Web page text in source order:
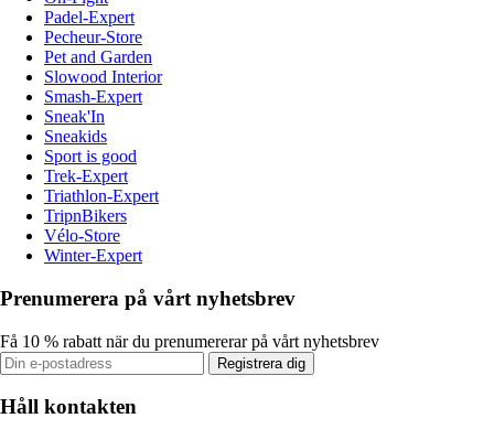
Padel-Expert
Pecheur-Store
Pet and Garden
Slowood Interior
Smash-Expert
Sneak'In
Sneakids
Sport is good
Trek-Expert
Triathlon-Expert
TripnBikers
Vélo-Store
Winter-Expert
Prenumerera på vårt nyhetsbrev
Få 10 % rabatt när du prenumererar på vårt nyhetsbrev
Registrera dig
Håll kontakten